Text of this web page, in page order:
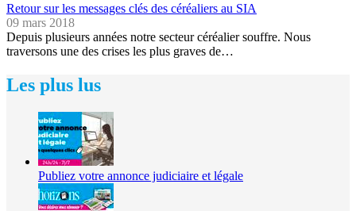
Retour sur les messages clés des céréaliers au SIA
09 mars 2018
Depuis plusieurs années notre secteur céréalier souffre. Nous
traversons une des crises les plus graves de…
Les plus lus
Publiez votre annonce judiciaire et légale